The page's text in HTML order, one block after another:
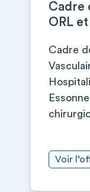
Cadre
ORL
Cadre
Voir